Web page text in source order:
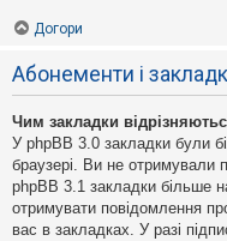
Догори
Абонементи і
Чим закладки
У phpBB 3.0 закладки були
браузері. Ви не отримували
phpBB 3.1 закладки більше
отримувати повідомлення
вас в закладках. У разі